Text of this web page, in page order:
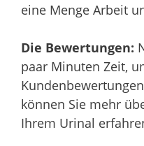
eine Menge Arbeit
Die Bewertungen:
paar Minuten Zeit,
können Sie mehr
Ihrem Urinal